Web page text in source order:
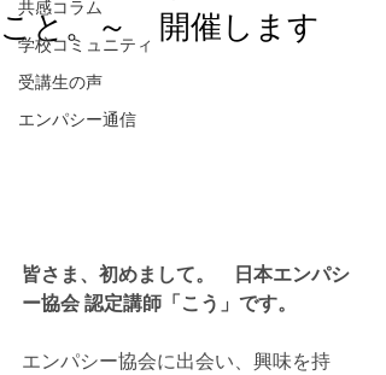
共感コラム
学校コミュニティ
受講生の声
エンパシー通信
こと。～ 開催します
皆さま、初めまして。　日本エンパシ
ー協会 認定講師「こう」です。
エンパシー協会に出会い、興味を持